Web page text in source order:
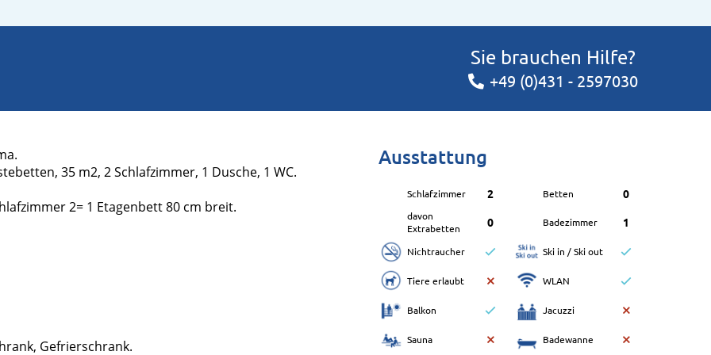
Sie brauchen Hilfe?
+49 (0)431 - 2597030
35 m2, 2 Schlafzimmer, 1 Dusche, 1 WC.
2= 1 Etagenbett 80 cm breit.
Gefrierschrank.
Ausstattung
Schlafzimmer 2 Betten 0
davon
Extrabetten
0 Badezimmer 1
Nichtraucher Ski in / Ski out
Tiere erlaubt WLAN
Balkon Jacuzzi
Sauna Badewanne